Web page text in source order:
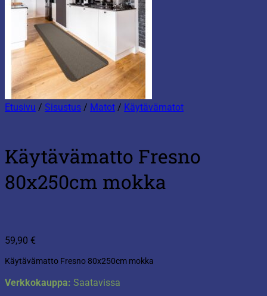
Etusivu / Sisustus / Matot / Käytävämatot
Käytävämatto Fresno
80x250cm mokka
59,90 €
Käytävämatto Fresno 80x250cm mokka
Verkkokauppa: Saatavissa